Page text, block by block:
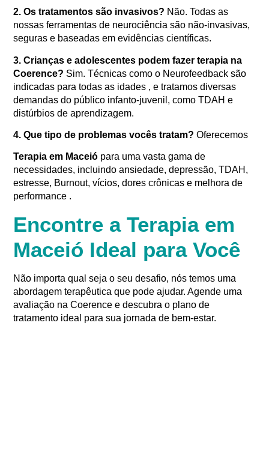
2. Os tratamentos são invasivos? Não. Todas as
nossas ferramentas de neurociência são não-invasivas,
seguras e baseadas em evidências científicas.
3. Crianças e adolescentes podem fazer terapia na
Coerence? Sim. Técnicas como o Neurofeedback são
indicadas para todas as idades , e tratamos diversas
demandas do público infanto-juvenil, como TDAH e
distúrbios de aprendizagem.
4. Que tipo de problemas vocês tratam? Oferecemos
Terapia em Maceió para uma vasta gama de
necessidades, incluindo ansiedade, depressão, TDAH,
estresse, Burnout, vícios, dores crônicas e melhora de
performance .
Encontre a Terapia em
Maceió Ideal para Você
Não importa qual seja o seu desafio, nós temos uma
abordagem terapêutica que pode ajudar. Agende uma
avaliação na Coerence e descubra o plano de
tratamento ideal para sua jornada de bem-estar.